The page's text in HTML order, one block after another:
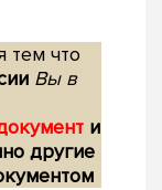
тем что
Вы в
и
другие